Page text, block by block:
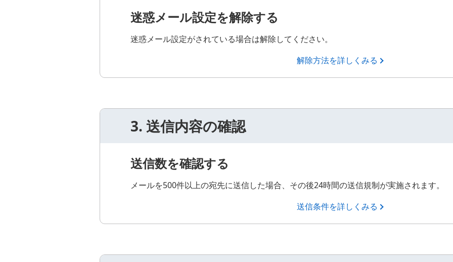
迷惑メール設定を解除する
迷惑メール設定がされている場合は解除してください。
解除方法を詳しくみる
3. 送信内容の確認
送信数を確認する
メールを500件以上の宛先に送信した場合、その後24時間の送信規制が実施されます。
送信条件を詳しくみる